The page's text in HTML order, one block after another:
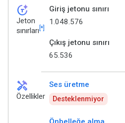
token_auto
Jeton
sınırları [*]
Giriş jetonu sınırı
1.048.576
Çıkış jetonu sınırı
65.536
handyman
Özellikler
Ses üretme
Desteklenmiyor